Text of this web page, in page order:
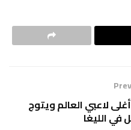
لاعبي العالم ويتوج
في الليغا